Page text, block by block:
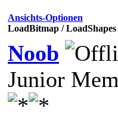
Ansichts-Optionen
LoadBitmap /
Noob
Junior